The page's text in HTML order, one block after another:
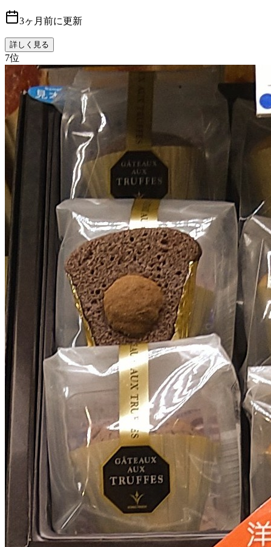
3ヶ月前に更新
詳しく見る
7位